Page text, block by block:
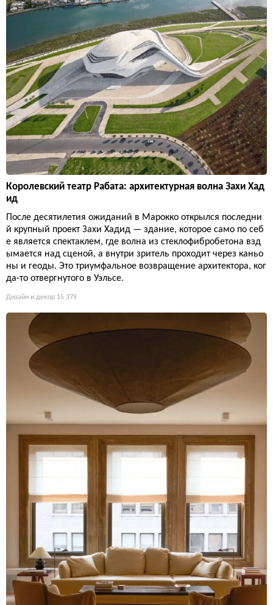
Королевский театр Рабата: архитектурная волна Захи Хад
ид
После десятилетия ожиданий в Марокко открылся последни
й крупный проект Захи Хадид — здание, которое само по себ
е является спектаклем, где волна из стеклофибробетона взд
ымается над сценой, а внутри зритель проходит через каньо
ны и геоды. Это триумфальное возвращение архитектора, ког
да-то отвергнутого в Уэльсе.
Дизайн и декор 15 379